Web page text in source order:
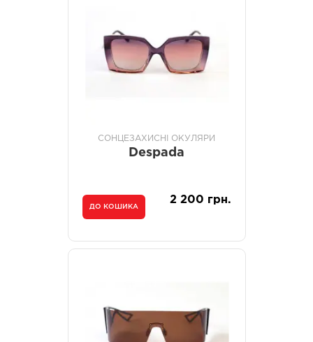
СОНЦЕЗАХИСНІ ОКУЛЯРИ
Despada
ДО КОШИКА
2 200 грн.